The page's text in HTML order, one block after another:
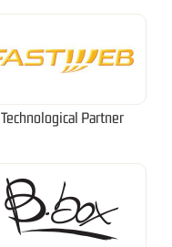
Technological Partner